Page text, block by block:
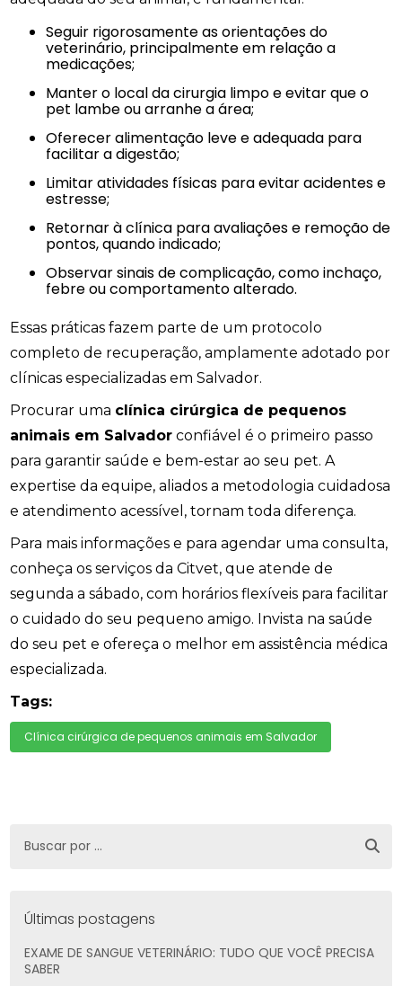
Seguir rigorosamente as orientações do
veterinário, principalmente em relação a
medicações;
Manter o local da cirurgia limpo e evitar que o
pet lambe ou arranhe a área;
Oferecer alimentação leve e adequada para
facilitar a digestão;
Limitar atividades físicas para evitar acidentes e
estresse;
Retornar à clínica para avaliações e remoção de
pontos, quando indicado;
Observar sinais de complicação, como inchaço,
febre ou comportamento alterado.
Essas práticas fazem parte de um protocolo
completo de recuperação, amplamente adotado por
clínicas especializadas em Salvador.
Procurar uma clínica cirúrgica de pequenos
animais em Salvador confiável é o primeiro passo
para garantir saúde e bem-estar ao seu pet. A
expertise da equipe, aliados a metodologia cuidadosa
e atendimento acessível, tornam toda diferença.
Para mais informações e para agendar uma consulta,
conheça os serviços da Citvet, que atende de
segunda a sábado, com horários flexíveis para facilitar
o cuidado do seu pequeno amigo. Invista na saúde
do seu pet e ofereça o melhor em assistência médica
especializada.
Tags:
Clínica cirúrgica de pequenos animais em Salvador
Últimas postagens
EXAME DE SANGUE VETERINÁRIO: TUDO QUE VOCÊ PRECISA
SABER